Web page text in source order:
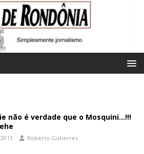
não é verdade que o Mosquini…!!!
Roberto Gutierrez